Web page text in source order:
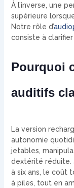
À l’inverse, une
supérieure
Notre rôle d’
consiste à
Pourquoi
auditifs
La version
autonomie
jetables,
dextérité réduite.
à six ans, le coût
à piles, tout en